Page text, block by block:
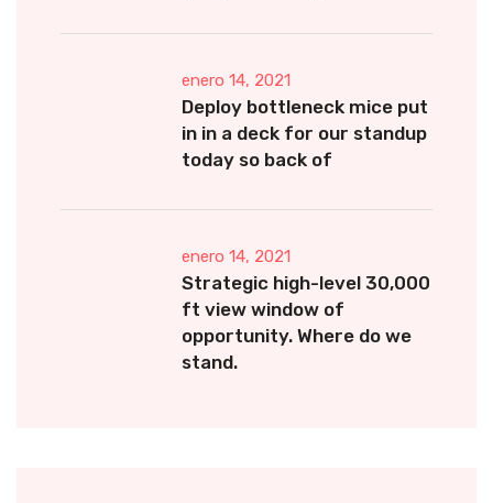
enero 14, 2021
Deploy bottleneck mice put
in in a deck for our standup
today so back of
enero 14, 2021
Strategic high-level 30,000
ft view window of
opportunity. Where do we
stand.